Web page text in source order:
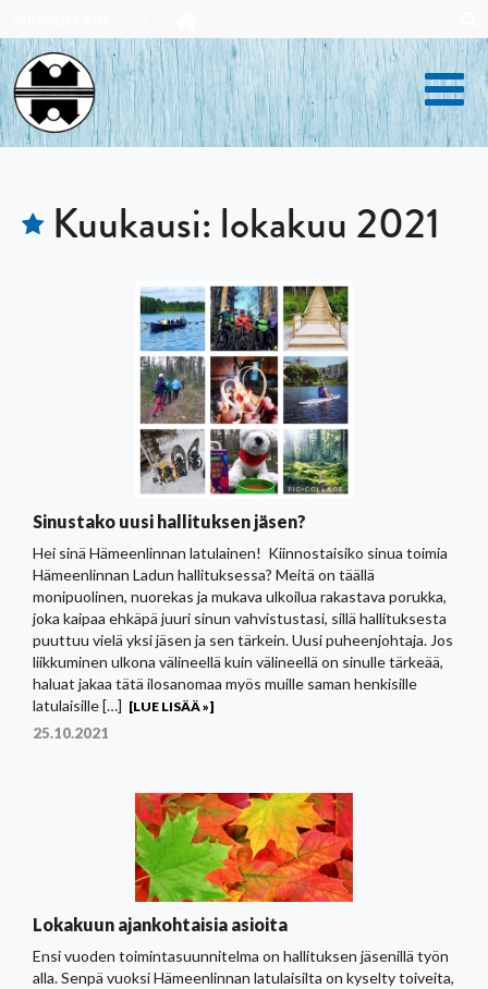
to
content
Kuukausi: lokakuu 2021
Sinustako uusi hallituksen jäsen?
Hei sinä Hämeenlinnan latulainen! Kiinnostaisiko sinua toimia
Hämeenlinnan Ladun hallituksessa? Meitä on täällä
monipuolinen, nuorekas ja mukava ulkoilua rakastava porukka,
joka kaipaa ehkäpä juuri sinun vahvistustasi, sillä hallituksesta
puuttuu vielä yksi jäsen ja sen tärkein. Uusi puheenjohtaja. Jos
liikkuminen ulkona välineellä kuin välineellä on sinulle tärkeää,
haluat jakaa tätä ilosanomaa myös muille saman henkisille
latulaisille […] [LUE LISÄÄ »]
25.10.2021
Lokakuun ajankohtaisia asioita
Ensi vuoden toimintasuunnitelma on hallituksen jäsenillä työn
alla. Senpä vuoksi Hämeenlinnan latulaisilta on kyselty toiveita,